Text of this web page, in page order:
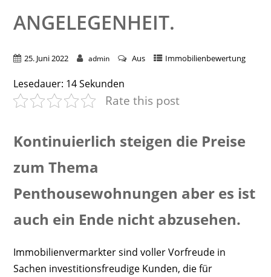
NGELEGENHEIT.
25. Juni 2022 admin Aus Immobilienbewertung
Lesedauer: 14Sekunden
Rate this post
Kontinuierlich steigen die Preise
zum Thema
Penthousewohnungen aber es ist
auch ein Ende nicht abzusehen.
Immobilienvermarkter sind voller Vorfreude in
Sachen investitionsfreudige Kunden, die für